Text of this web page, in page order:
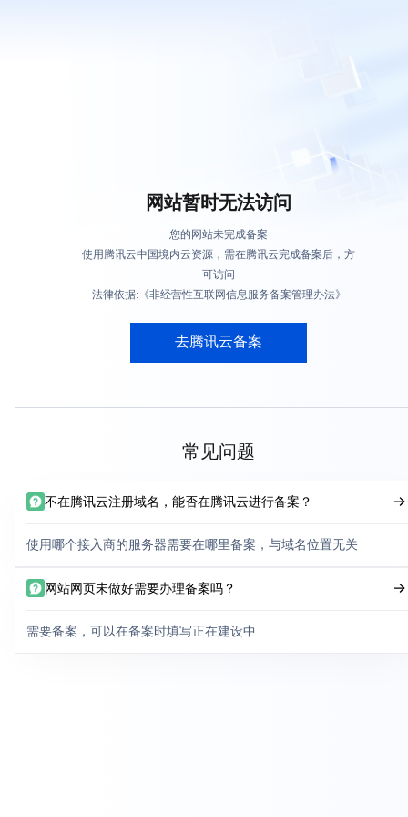
网站暂时无法访问
您的网站未完成备案
使用腾讯云中国境内云资源，需在腾讯云完成备案后，方
可访问
法律依据:《非经营性互联网信息服务备案管理办法》
去腾讯云备案
常见问题
不在腾讯云注册域名，能否在腾讯云进行备案？
使用哪个接入商的服务器需要在哪里备案，与域名位置无关
网站网页未做好需要办理备案吗？
需要备案，可以在备案时填写正在建设中